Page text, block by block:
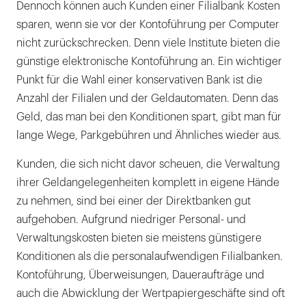
Dennoch können auch Kunden einer Filialbank Kosten
sparen, wenn sie vor der Kontoführung per Computer
nicht zurückschrecken. Denn viele Institute bieten die
günstige elektronische Kontoführung an. Ein wichtiger
Punkt für die Wahl einer konservativen Bank ist die
Anzahl der Filialen und der Geldautomaten. Denn das
Geld, das man bei den Konditionen spart, gibt man für
lange Wege, Parkgebühren und Ähnliches wieder aus.
Kunden, die sich nicht davor scheuen, die Verwaltung
ihrer Geldangelegenheiten komplett in eigene Hände
zu nehmen, sind bei einer der Direktbanken gut
aufgehoben. Aufgrund niedriger Personal- und
Verwaltungskosten bieten sie meistens günstigere
Konditionen als die personalaufwendigen Filialbanken.
Kontoführung, Überweisungen, Daueraufträge und
auch die Abwicklung der Wertpapiergeschäfte sind oft